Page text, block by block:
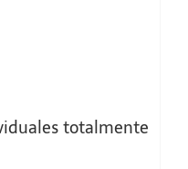
totalmente